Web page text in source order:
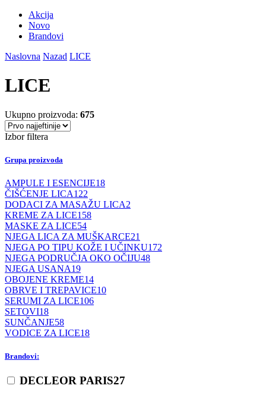
Akcija
Novo
Brandovi
Naslovna Nazad LICE
LICE
Ukupno proizvoda: 675
Izbor filtera
Grupa proizvoda
AMPULE I ESENCIJE18
ČIŠĆENJE LICA122
DODACI ZA MASAŽU LICA2
KREME ZA LICE158
MASKE ZA LICE54
NJEGA LICA ZA MUŠKARCE21
NJEGA PO TIPU KOŽE I UČINKU172
NJEGA PODRUČJA OKO OČIJU48
NJEGA USANA19
OBOJENE KREME14
OBRVE I TREPAVICE10
SERUMI ZA LICE106
SETOVI18
SUNČANJE58
VODICE ZA LICE18
Brandovi:
DECLEOR PARIS27